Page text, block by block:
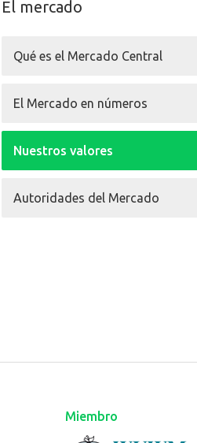
El mercado
Qué es el Mercado Central
El Mercado en números
Nuestros valores
Autoridades del Mercado
Miembro